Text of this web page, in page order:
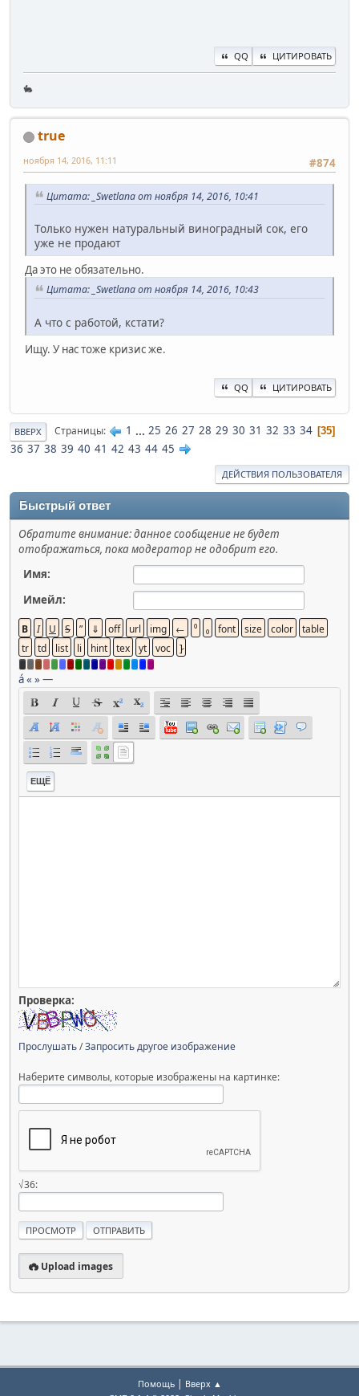
QQ ЦИТИРОВАТЬ
🐇
true
#874
ноября 14, 2016, 11:11
Цитата: _Swetlana от ноября 14, 2016, 10:41
Только нужен натуральный виноградный сок, его
уже не продают
Да это не обязательно.
Цитата: _Swetlana от ноября 14, 2016, 10:43
А что с работой, кстати?
Ищу. У нас тоже кризис же.
QQ ЦИТИРОВАТЬ
ВВЕРХ Страницы 1 ... 25 26 27 28 29 30 31 32 33 34 35
36 37 38 39 40 41 42 43 44 45
ДЕЙСТВИЯ ПОЛЬЗОВАТЕЛЯ
Быстрый ответ
Обратите внимание: данное сообщение не будет
отображаться, пока модератор не одобрит его.
Имя:
Имейл:
á« »—
ЕЩЁ
Проверка:
Прослушать/Запросить другое изображение
Наберите символы, которые изображены на картинке:
√36:
Upload images
Помощь| Вверх ▲